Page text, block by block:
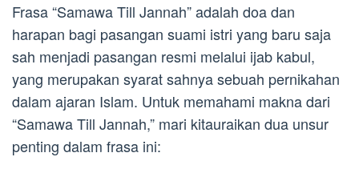
Frasa “Samawa Till Jannah” adalah doa dan
harapan bagi pasangan suami istri yang baru saja
sah menjadi pasangan resmi melalui ijab kabul,
yang merupakan syarat sahnya sebuah pernikahan
dalam ajaran Islam. Untuk memahami makna dari
“Samawa Till Jannah,” mari kitauraikan dua unsur
penting dalam frasa ini: